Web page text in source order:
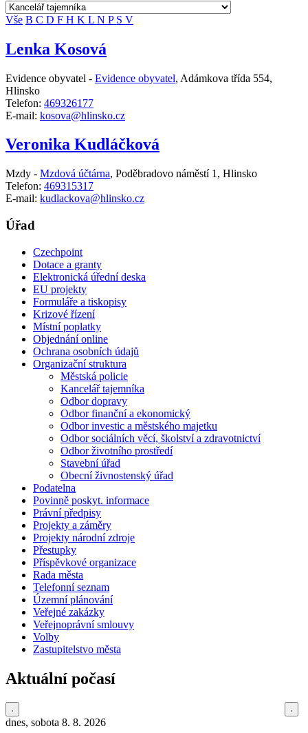
Vše B C D F H K L N P S V
Lenka Kosová
Evidence obyvatel - Evidence obyvatel, Adámkova třída 554,
Hlinsko
Telefon: 469326177
E-mail: kosova@hlinsko.cz
Veronika Kudláčková
Mzdy - Mzdová účtárna, Poděbradovo náměstí 1, Hlinsko
Telefon: 469315317
E-mail: kudlackova@hlinsko.cz
Úřad
Czechpoint
Dotace a granty
Elektronická úřední deska
EU projekty
Formuláře a tiskopisy
Krizové řízení
Místní poplatky
Objednání online
Ochrana osobních údajů
Organizační struktura
Městská policie
Kancelář tajemníka
Odbor dopravy
Odbor finanční a ekonomický
Odbor investic a městského majetku
Odbor sociálních věcí, školství a zdravotnictví
Odbor životního prostředí
Stavební úřad
Obecní živnostenský úřad
Podatelna
Povinně poskyt. informace
Právní předpisy
Projekty a záměry
Projekty národní zdroje
Přestupky
Příspěvkové organizace
Rada města
Telefonní seznam
Územní plánování
Veřejné zakázky
Veřejnoprávní smlouvy
Volby
Zastupitelstvo města
Aktuální počasí
dnes, sobota 8. 8. 2026